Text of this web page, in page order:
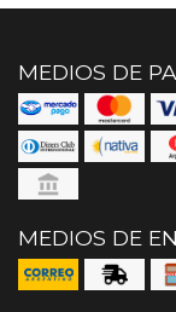
MEDIOS DE
MEDIOS DE